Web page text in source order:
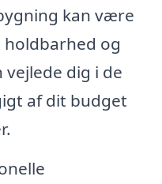
kan være
og
dig i de
af dit budget